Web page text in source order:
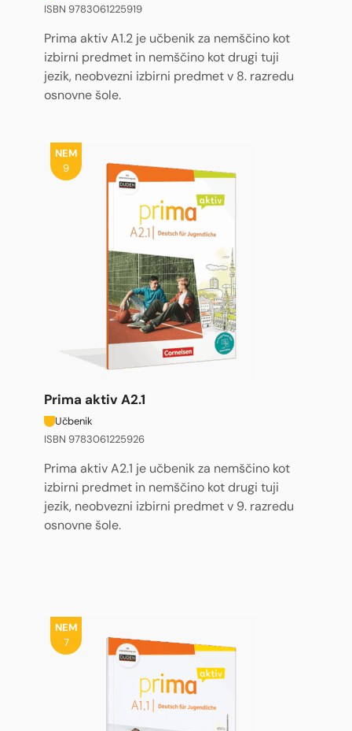
ISBN 9783061225919
Prima aktiv A1.2 je učbenik za nemščino kot
izbirni predmet in nemščino kot drugi tuji
jezik, neobvezni izbirni predmet v 8. razredu
osnovne šole.
NEM
9
Prima aktiv A2.1
Učbenik
ISBN 9783061225926
Prima aktiv A2.1 je učbenik za nemščino kot
izbirni predmet in nemščino kot drugi tuji
jezik, neobvezni izbirni predmet v 9. razredu
osnovne šole.
NEM
7